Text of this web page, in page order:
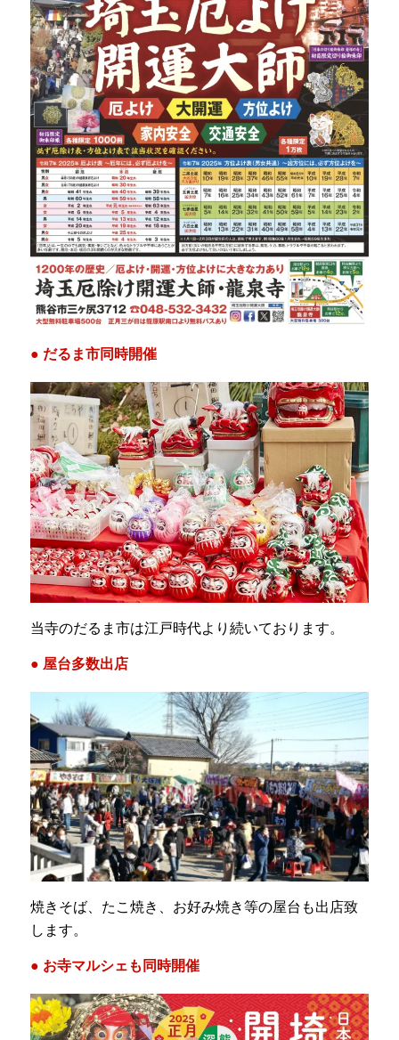
● だるま市同時開催
当寺のだるま市は江戸時代より続いております。
● 屋台多数出店
焼きそば、たこ焼き、お好み焼き等の屋台も出店致
します。
● お寺マルシェも同時開催